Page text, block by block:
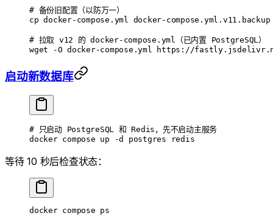
# 备份旧配置（以防万一）
cp docker-compose.yml docker-compose.yml.v11.backup
# 拉取 v12 的 docker-compose.yml（已内置 PostgreSQL）
wget -O docker-compose.yml https://fastly.jsdelivr.net/
启动新数据库
# 只启动 PostgreSQL 和 Redis，先不启动主服务
docker compose up -d postgres redis
等待 10 秒后检查状态：
docker compose ps